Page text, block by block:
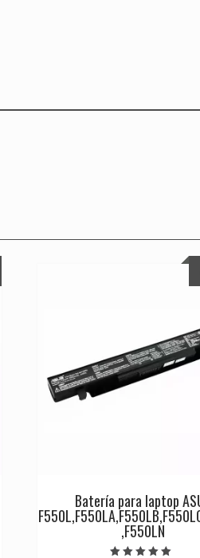
Batería para laptop
,F550LN